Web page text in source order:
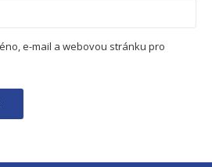
e-mail a webovou stránku pro